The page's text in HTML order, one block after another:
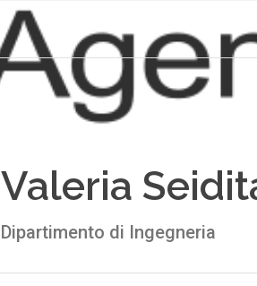
Valeria
Dipartimento di Ingegneria